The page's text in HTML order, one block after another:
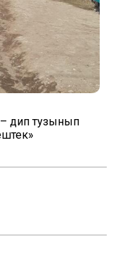
– дип тузынып